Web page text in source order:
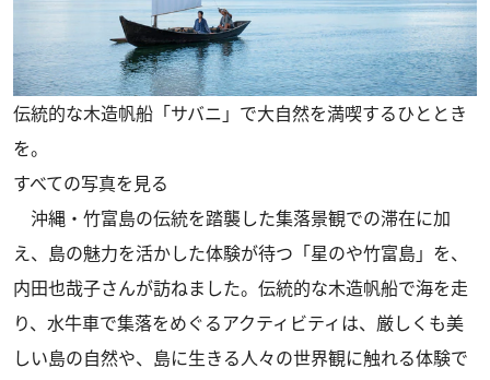
伝統的な木造帆船「サバニ」で大自然を満喫するひととき
を。
すべての写真を見る
沖縄・竹富島の伝統を踏襲した集落景観での滞在に加
え、島の魅力を活かした体験が待つ「星のや竹富島」を、
内田也哉子さんが訪ねました。伝統的な木造帆船で海を走
り、水牛車で集落をめぐるアクティビティは、厳しくも美
しい島の自然や、島に生きる人々の世界観に触れる体験で